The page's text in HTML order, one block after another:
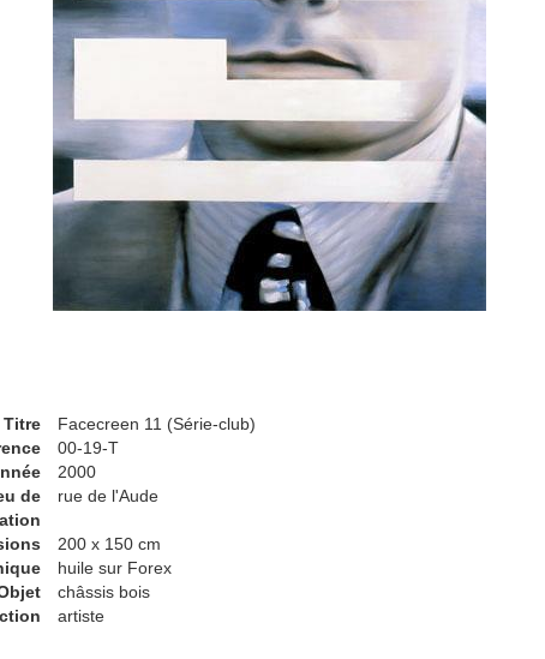
Titre
Facecreen 11 (Série-club)
00-19-T
2000
de
rue de l'Aude
200 x 150 cm
huile sur Forex
châssis bois
artiste